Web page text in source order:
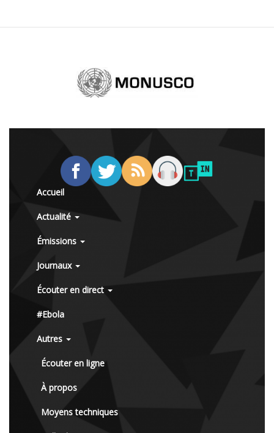
Accueil
Actualité
Émissions
Journaux
Écouter en direct
#Ebola
Autres
Écouter en ligne
À propos
Moyens techniques